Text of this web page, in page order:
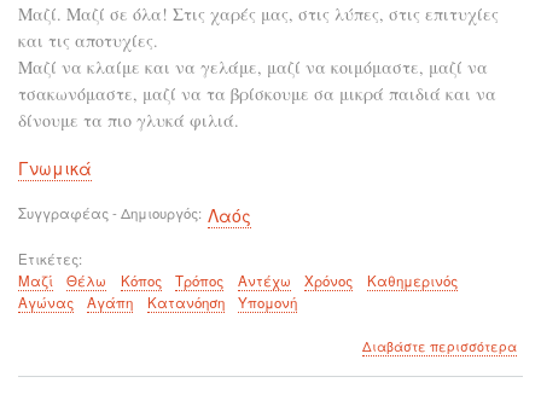
Μαζί. Μαζί σε όλα! Στις χαρές μας, στις λύπες, στις επιτυχίες
και τις αποτυχίες.
Μαζί να κλαίμε και να γελάμε, μαζί να κοιμόμαστε, μαζί να
τσακωνόμαστε, μαζί να τα βρίσκουμε σα μικρά παιδιά και να
δίνουμε τα πιο γλυκά φιλιά.
Γνωμικά
Συγγραφέας - Δημιουργός Λαός
Ετικέτες
Μαζί
Θέλω Κόπος Τρόπος Αντέχω Χρόνος
Καθημερινός
Αγώνας
Αγάπη Κατανόηση Υπομονή
Διαβάστε περισσότεραγια